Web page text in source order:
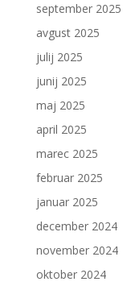
september 2025
avgust 2025
julij 2025
junij 2025
maj 2025
april 2025
marec 2025
februar 2025
januar 2025
december 2024
november 2024
oktober 2024